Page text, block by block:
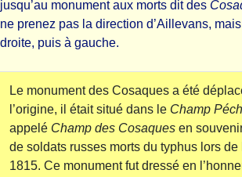
jusqu’au monument aux morts dit des
ne prenez pas la direction d’Aillevans,
droite, puis à gauche.
Le monument des Cosaques a été
l’origine, il était situé dans le Champ
appelé Champ des Cosaques en
de soldats russes morts du typhus lors de
1815. Ce monument fut dressé en